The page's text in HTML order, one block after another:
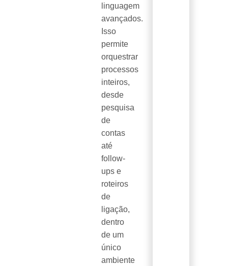
linguagem
avançados.
Isso
permite
orquestrar
processos
inteiros,
desde
pesquisa
de
contas
até
follow-
ups e
roteiros
de
ligação,
dentro
de um
único
ambiente